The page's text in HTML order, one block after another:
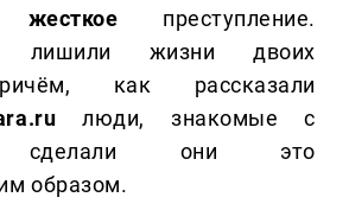
жесткое преступление.
лишили жизни двоих
как рассказали
люди, знакомые с
сделали они это
образом.